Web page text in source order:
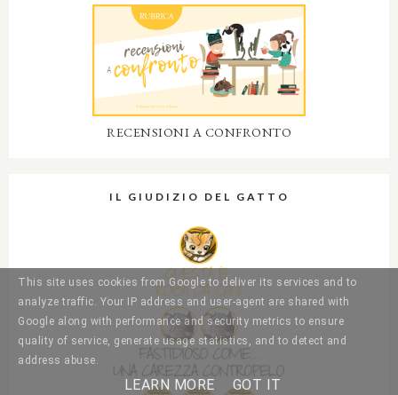
RECENSIONI A CONFRONTO
IL GIUDIZIO DEL GATTO
This site uses cookies from Google to deliver its services and to
analyze traffic. Your IP address and user-agent are shared with
Google along with performance and security metrics to ensure
quality of service, generate usage statistics, and to detect and
address abuse.
LEARN MORE GOT IT